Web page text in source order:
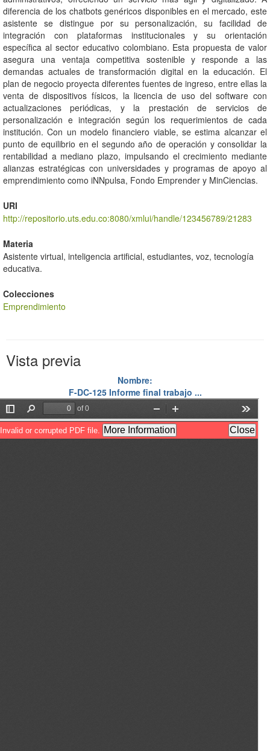
diferencia de los chatbots genéricos disponibles en el mercado, este
asistente se distingue por su personalización, su facilidad de
integración con plataformas institucionales y su orientación
específica al sector educativo colombiano. Esta propuesta de valor
asegura una ventaja competitiva sostenible y responde a las
demandas actuales de transformación digital en la educación. El
plan de negocio proyecta diferentes fuentes de ingreso, entre ellas la
venta de dispositivos físicos, la licencia de uso del software con
actualizaciones periódicas, y la prestación de servicios de
personalización e integración según los requerimientos de cada
institución. Con un modelo financiero viable, se estima alcanzar el
punto de equilibrio en el segundo año de operación y consolidar la
rentabilidad a mediano plazo, impulsando el crecimiento mediante
alianzas estratégicas con universidades y programas de apoyo al
emprendimiento como iNNpulsa, Fondo Emprender y MinCiencias.
URI
http://repositorio.uts.edu.co:8080/xmlui/handle/123456789/21283
Materia
Asistente virtual, inteligencia artificial, estudiantes, voz, tecnología
educativa.
Colecciones
Emprendimiento
Vista previa
Nombre:
F-DC-125 Informe final trabajo ...